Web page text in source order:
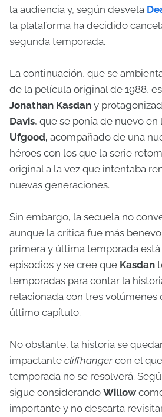
la audiencia y, según desvela
la plataforma ha decidido
segunda temporada.
La continuación, que se
de la película original de 1988,
Jonathan Kasdan y
Davis, que se ponía de nuevo en
Ufgood, acompañado de una
héroes con los que la serie
original a la vez que intentaba
nuevas generaciones.
Sin embargo, la secuela no
aunque la crítica fue más
primera y última temporada
episodios y se cree que Kasdan
temporadas para contar la
relacionada con tres volúmenes
último capítulo.
No obstante, la historia se
impactante cliffhangercon el
temporada no se resolverá.
sigue considerando Willow
importante y no descarta